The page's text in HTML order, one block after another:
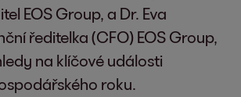
EOS Group, a Dr. Eva
ředitelka (CFO) EOS Group,
na klíčové události
roku.